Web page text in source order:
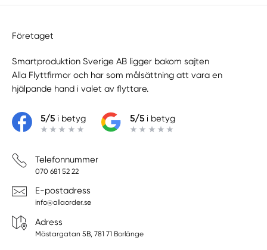
Företaget
Smartproduktion Sverige AB ligger bakom sajten
Alla Flyttfirmor och har som målsättning att vara en
hjälpande hand i valet av flyttare.
5/5i betyg 5/5i betyg
Telefonnummer
070 681 52 22
E-postadress
info@allaorder.se
Adress
Mästargatan 5B, 781 71 Borlänge